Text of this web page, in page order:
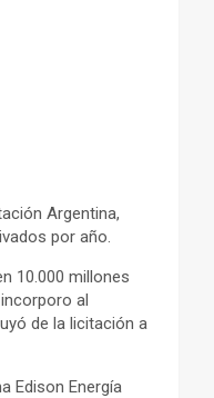
Argentina,
por año.
10.000 millones
al
de la licitación a
Edison Energía